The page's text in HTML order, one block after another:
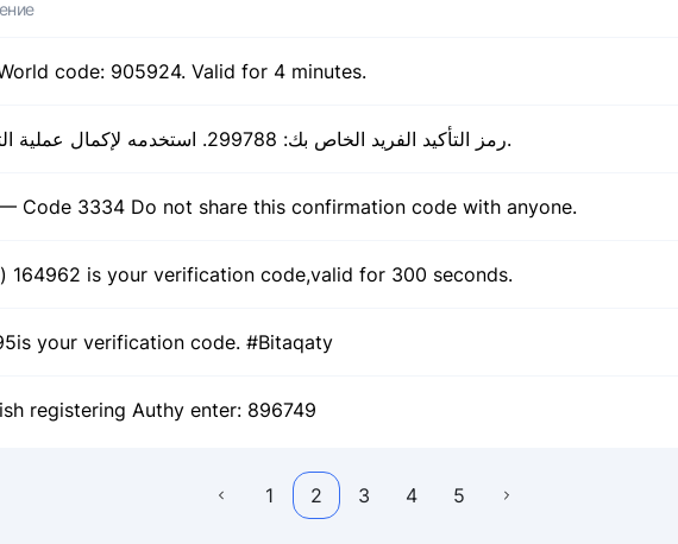
code: 905924. Valid for 4 minutes.
رمز التأكيد الفريد الخاص بك: 299788. استخدمه لإكمال عملية التسجيل.
Code 3334 Do not share this confirmation code with anyone.
164962 is your verification code,valid for 300 seconds.
your verification code. #Bitaqaty
registering Authy enter: 896749
1 2 3 4 5